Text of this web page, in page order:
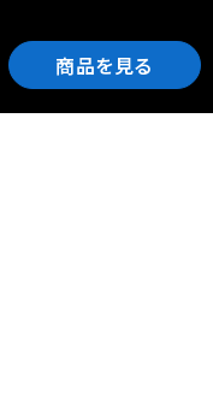
商品を見る